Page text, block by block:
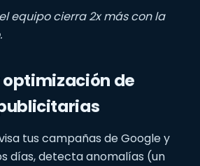
equipo cierra 2x más con la
optimización de
tus campañas de Google y
días, detecta anomalías (un